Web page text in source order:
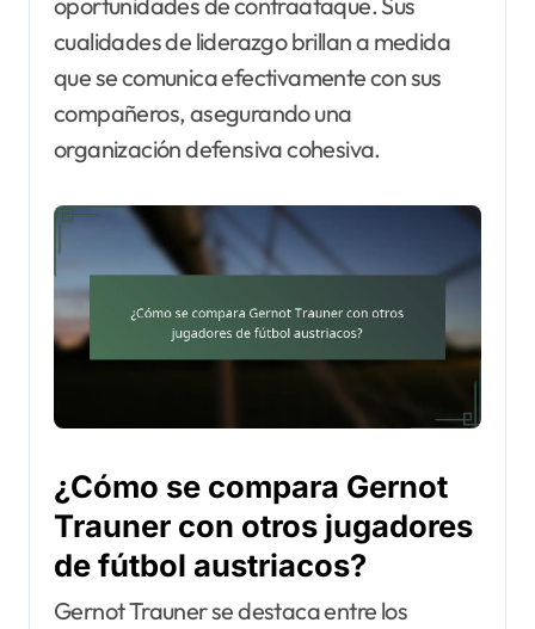
cualidades de liderazgo brillan a medida
que se comunica efectivamente con sus
compañeros, asegurando una
organización defensiva cohesiva.
¿Cómo se compara Gernot
Trauner con otros jugadores
de fútbol austriacos?
Gernot Trauner se destaca entre los